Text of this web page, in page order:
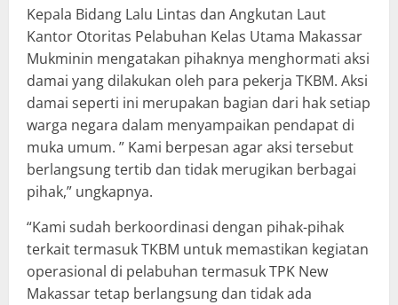
Kepala Bidang Lalu Lintas dan Angkutan Laut
Kantor Otoritas Pelabuhan Kelas Utama Makassar
Mukminin mengatakan pihaknya menghormati aksi
damai yang dilakukan oleh para pekerja TKBM. Aksi
damai seperti ini merupakan bagian dari hak setiap
warga negara dalam menyampaikan pendapat di
muka umum. ” Kami berpesan agar aksi tersebut
berlangsung tertib dan tidak merugikan berbagai
pihak,” ungkapnya.
“Kami sudah berkoordinasi dengan pihak-pihak
terkait termasuk TKBM untuk memastikan kegiatan
operasional di pelabuhan termasuk TPK New
Makassar tetap berlangsung dan tidak ada